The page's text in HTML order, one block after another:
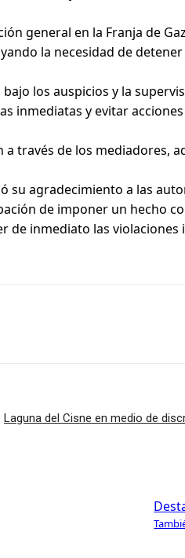
general en la Franja de
la necesidad de detener
los auspicios y la
inmediatas y evitar
través de los mediadores,
agradecimiento a las
de imponer un hecho
de inmediato las violaciones
Laguna del Cisne en medio de